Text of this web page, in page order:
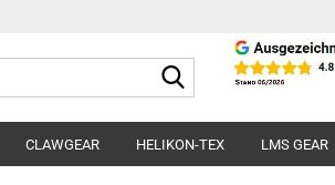
Suche...
CLAWGEAR HELIKON-TEX LMS GEAR